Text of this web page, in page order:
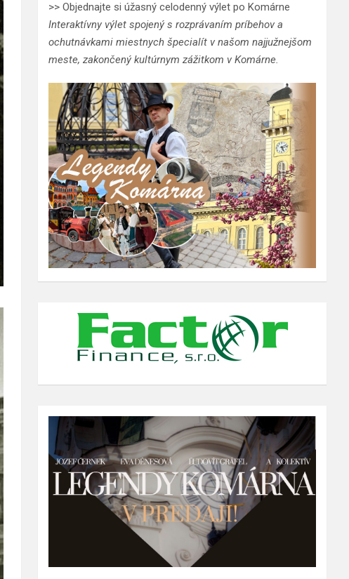
>> Objednajte si úžasný celodenný výlet po Komárne
Interaktívny výlet spojený s rozprávaním príbehov a
ochutnávkami miestnych špecialít v našom najjužnejšom
meste, zakončený kultúrnym zážitkom v Komárne.